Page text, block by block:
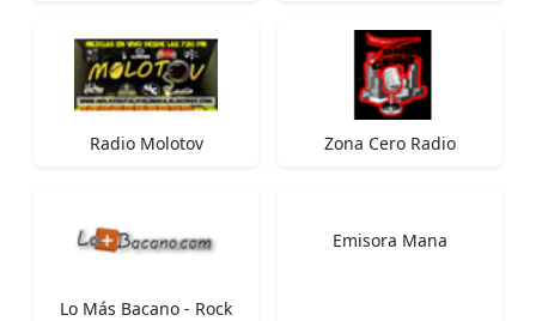
Radio Molotov Zona Cero Radio
Lo Más Bacano - Rock
Emisora Mana